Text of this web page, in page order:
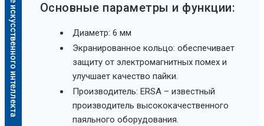
Описание искусственного интеллекта
Основные параметры и функции:
Диаметр: 6 мм
Экранированное кольцо: обеспечивает
защиту от электромагнитных помех и
улучшает качество пайки.
Производитель: ERSA – известный
производитель высококачественного
паяльного оборудования.